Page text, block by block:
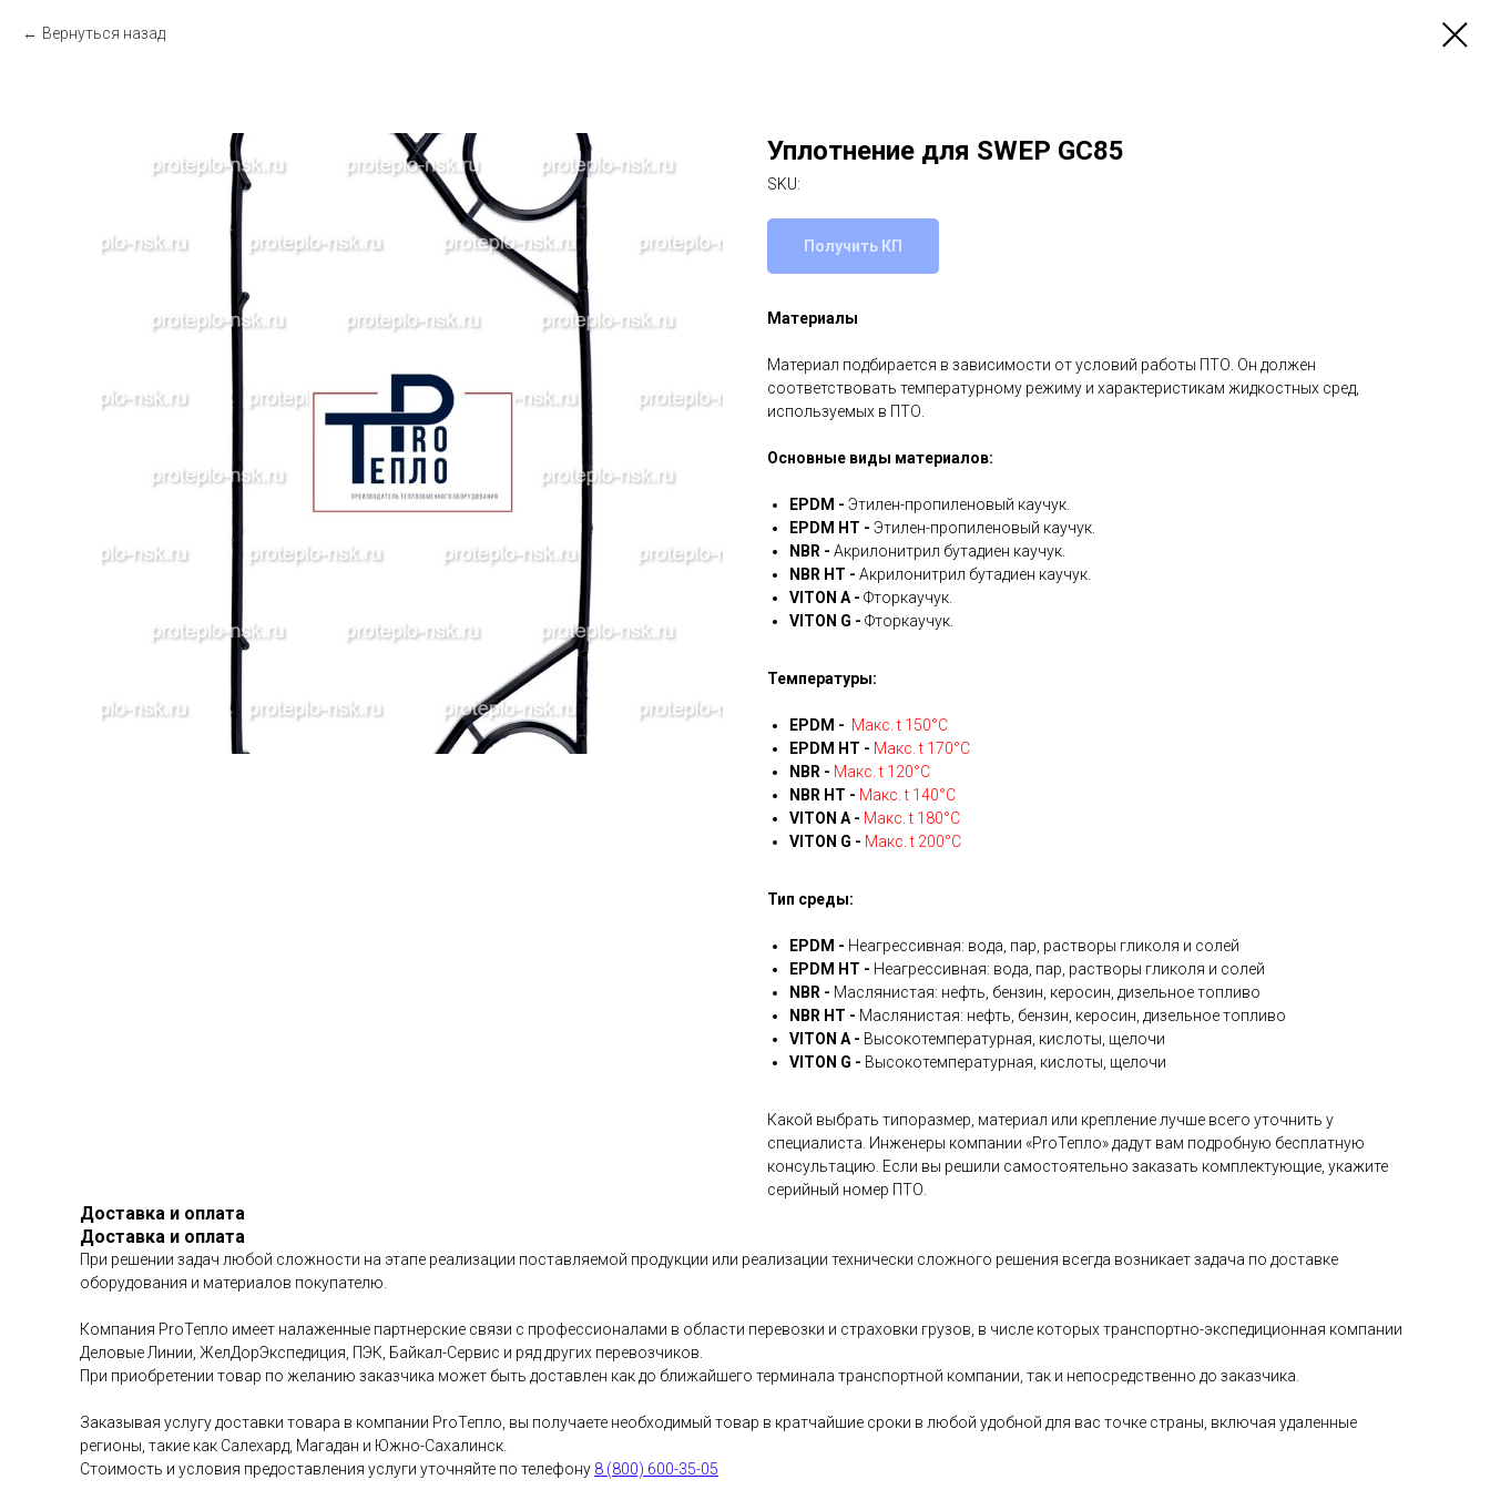
Вернуться назад
Уплотнение для SWEP GC85
SKU:
Получить КП
Материалы
Материал подбирается в зависимости от условий работы ПТО. Он должен
соответствовать температурному режиму и характеристикам жидкостных сред,
используемых в ПТО.
Основные виды материалов:
EPDM - Этилен-пропиленовый каучук.
EPDM HT - Этилен-пропиленовый каучук.
NBR - Акрилонитрил бутадиен каучук.
NBR HT - Акрилонитрил бутадиен каучук.
VITON A - Фторкаучук.
VITON G - Фторкаучук.
Температуры:
EPDM - Макс. t 150°С
EPDM HT - Макс. t 170°С
NBR - Макс. t 120°С
NBR HT - Макс. t 140°С
VITON A - Макс. t 180°С
VITON G - Макс. t 200°С
Тип среды:
EPDM - Неагрессивная: вода, пар, растворы гликоля и солей
EPDM HT - Неагрессивная: вода, пар, растворы гликоля и солей
NBR - Маслянистая: нефть, бензин, керосин, дизельное топливо
NBR HT - Маслянистая: нефть, бензин, керосин, дизельное топливо
VITON A - Высокотемпературная, кислоты, щелочи
VITON G - Высокотемпературная, кислоты, щелочи
Какой выбрать типоразмер, материал или крепление лучше всего уточнить у
специалиста. Инженеры компании «ProТепло» дадут вам подробную бесплатную
консультацию. Если вы решили самостоятельно заказать комплектующие, укажите
серийный номер ПТО.
Доставка и оплата
Доставка и оплата
При решении задач любой сложности на этапе реализации поставляемой продукции или реализации технически сложного решения всегда возникает задача по доставке
оборудования и материалов покупателю.
Компания ProТепло имеет налаженные партнерские связи с профессионалами в области перевозки и страховки грузов, в числе которых транспортно-экспедиционная компании
Деловые Линии, ЖелДорЭкспедиция, ПЭК, Байкал-Сервис и ряд других перевозчиков.
При приобретении товар по желанию заказчика может быть доставлен как до ближайшего терминала транспортной компании, так и непосредственно до заказчика.
Заказывая услугу доставки товара в компании ProТепло, вы получаете необходимый товар в кратчайшие сроки в любой удобной для вас точке страны, включая удаленные
регионы, такие как Салехард, Магадан и Южно-Сахалинск.
Стоимость и условия предоставления услуги уточняйте по телефону 8 (800) 600-35-05